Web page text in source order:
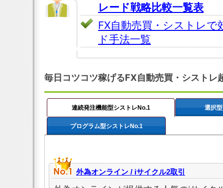
レード戦略比較一覧表
FX自動売買・シストレで
ド手法一覧
毎日コツコツ稼げるFX自動売買・シストレ
連続発注機能型シストレNo.1 選択
プログラム型シストレNo.1
外為オンライン / iサイクル2取引